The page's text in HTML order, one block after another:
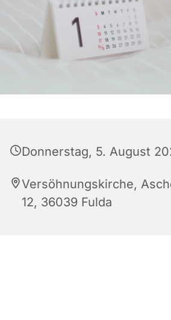
Donnerstag, 5. August
Versöhnungskirche,
12, 36039 Fulda